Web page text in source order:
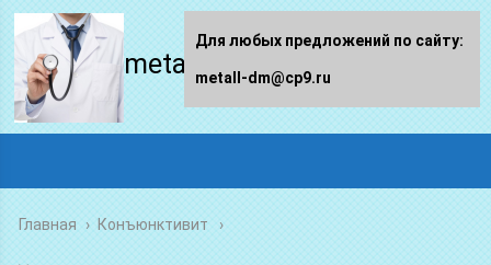
metall-dm.ru
Главная › Конъюнктивит
Для любых предложений по сайту:
metall-dm@cp9.ru